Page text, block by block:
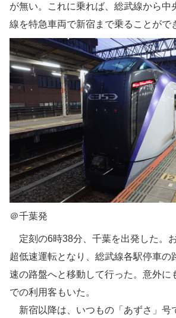
が無い。これに乗れば、総武線から中
線を特急車両で新宿まで乗ることがで
＠千葉発
定刻の6時38分、千葉を出発した。
超低速運転となり、総武線各駅停車の
速の路盤へと移動して行った。意外に
での利用客もいた。
新宿以降は、いつもの「あずさ」号